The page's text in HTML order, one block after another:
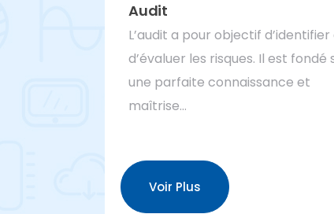
Audit
L’audit a pour objectif
d’évaluer les risques. Il est fondé
une parfaite connaissance et
maîtrise…
Voir Plus